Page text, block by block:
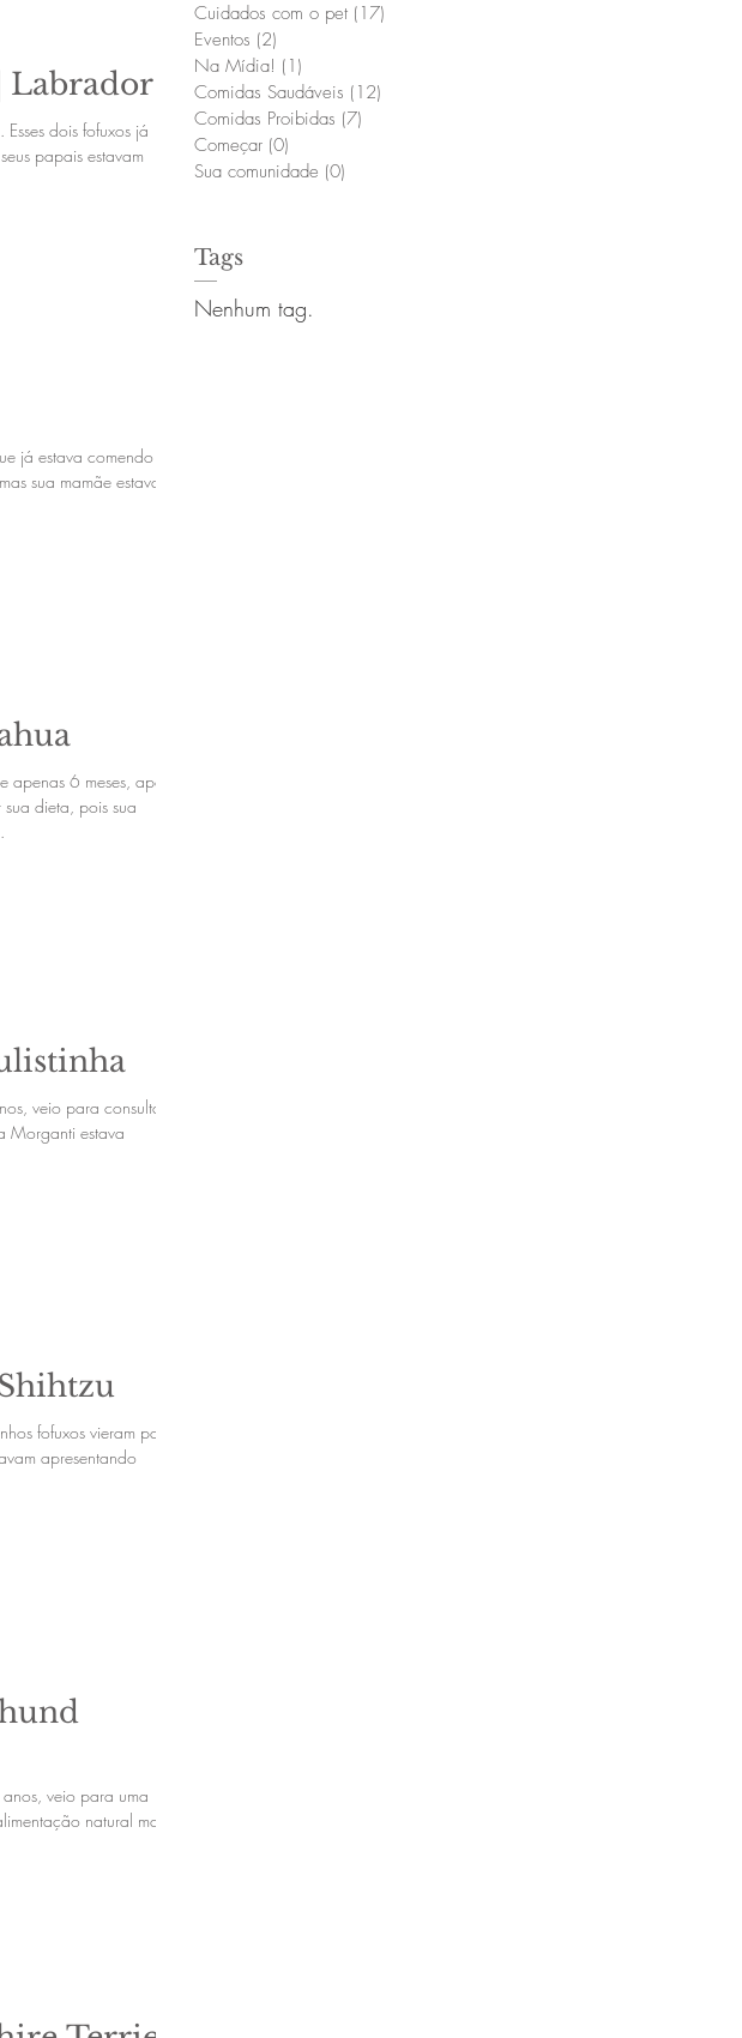
Labrador
Esses dois fofuxos já
papais estavam
já estava comendo
sua mamãe estava
6 meses, após
dieta, pois sua
veio para consulta na
Morganti estava
fofuxos vieram para
apresentando
veio para uma
natural mais a
Cuidados com o pet (17)
Eventos (2)
Na Mídia! (1)
Comidas Saudáveis (12)
Comidas Proibidas (7)
Começar (0)
Sua comunidade (0)
Tags
Nenhum tag.